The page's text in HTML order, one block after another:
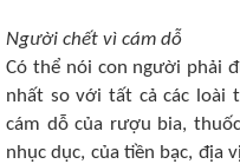
Người chết vì cám dỗ
Có thể nói con người phải
nhất so với tất cả các loài
cám dỗ của rượu bia,
nhục dục, của tiền bạc, địa